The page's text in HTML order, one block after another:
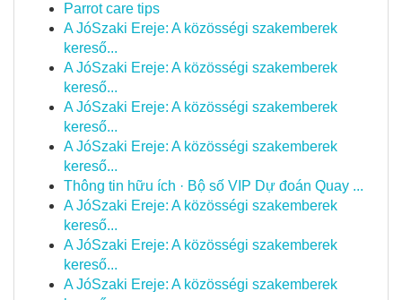
Parrot care tips
A JóSzaki Ereje: A közösségi szakemberek
kereső...
A JóSzaki Ereje: A közösségi szakemberek
kereső...
A JóSzaki Ereje: A közösségi szakemberek
kereső...
A JóSzaki Ereje: A közösségi szakemberek
kereső...
Thông tin hữu ích · Bộ số VIP Dự đoán Quay ...
A JóSzaki Ereje: A közösségi szakemberek
kereső...
A JóSzaki Ereje: A közösségi szakemberek
kereső...
A JóSzaki Ereje: A közösségi szakemberek